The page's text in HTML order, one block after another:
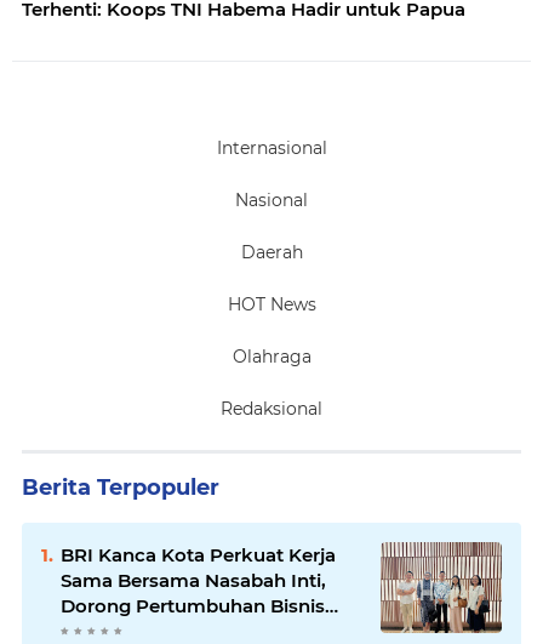
Terhenti: Koops TNI Habema Hadir untuk Papua
Internasional
Nasional
Daerah
HOT News
Olahraga
Redaksional
Berita Terpopuler
BRI Kanca Kota Perkuat Kerja
Sama Bersama Nasabah Inti,
Dorong Pertumbuhan Bisnis
Berkelanjutan